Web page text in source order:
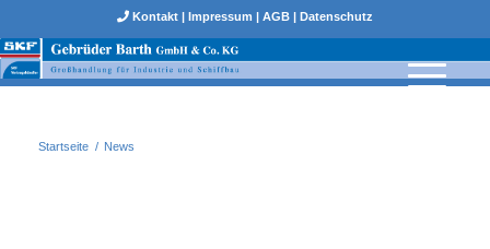
Kontakt| Impressum | AGB| Datenschutz
Startseite / News